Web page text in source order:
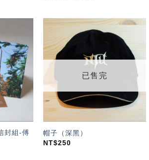
加入
「願
望輕
單」
封組-傅
加入
「願
望輕
單」
已售完
帽子（深黑）
NT$250